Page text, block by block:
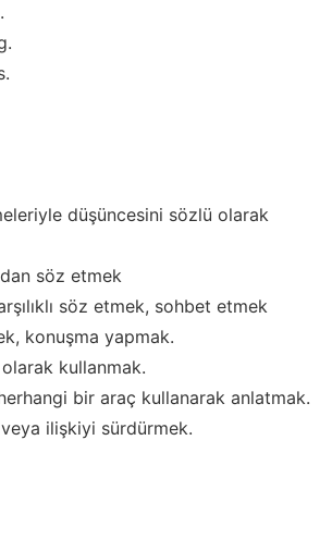
düşüncesini sözlü olarak
söz etmek
söz etmek, sohbet etmek
konuşma yapmak.
kullanmak.
bir araç kullanarak anlatmak.
ilişkiyi sürdürmek.